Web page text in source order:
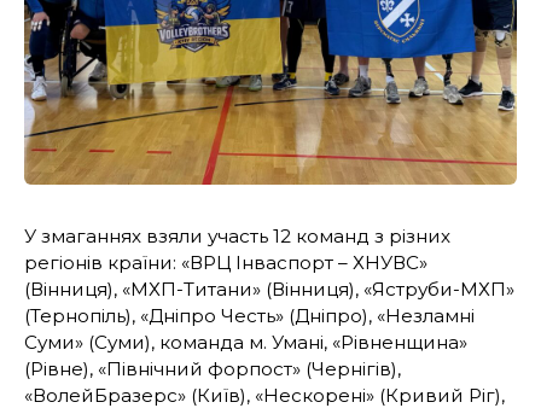
У змаганнях взяли участь 12 команд з різних
регіонів країни: «ВРЦ Інваспорт – ХНУВС»
(Вінниця), «МХП-Титани» (Вінниця), «Яструби-МХП»
(Тернопіль), «Дніпро Честь» (Дніпро), «Незламні
Суми» (Суми), команда м. Умані, «Рівненщина»
(Рівне), «Північний форпост» (Чернігів),
«ВолейБразерс» (Київ), «Нескорені» (Кривий Ріг),